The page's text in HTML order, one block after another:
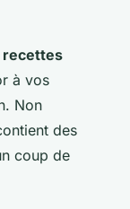
recettes
à vos
Non
des
coup de